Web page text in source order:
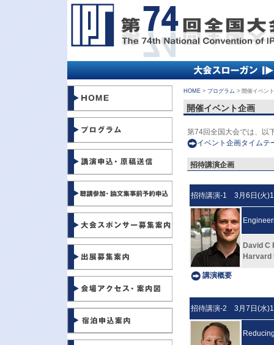
HOME > プログラム > 開催イベン
開催イベント企画
第74回全国大会では、以
イベント企画タイムテ
招待講演企画
招待講演-1 3月6日(火
David C
Harvard
講演概要
招待講演-2 3月7日(水